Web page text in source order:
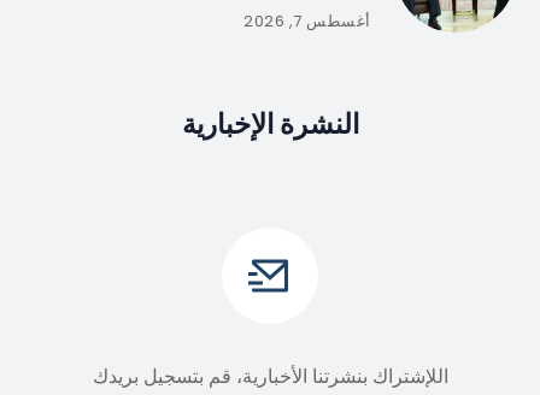
أغسطس 7, 2026
النشرة الإخبارية
اللإشتراك بنشرتنا الأخبارية، قم بتسجيل بريدك